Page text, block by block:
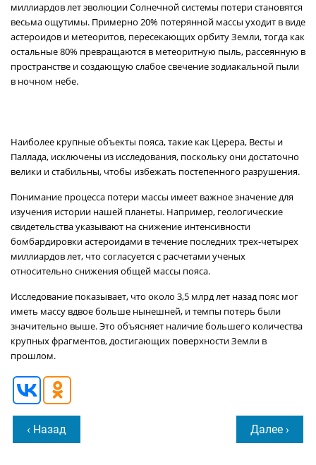
миллиардов лет эволюции Солнечной системы потери становятся
весьма ощутимы. Примерно 20% потерянной массы уходит в виде
астероидов и метеоритов, пересекающих орбиту Земли, тогда как
остальные 80% превращаются в метеоритную пыль, рассеянную в
пространстве и создающую слабое свечение зодиакальной пыли
в ночном небе.
Наиболее крупные объекты пояса, такие как Церера, Весты и
Паллада, исключены из исследования, поскольку они достаточно
велики и стабильны, чтобы избежать постепенного разрушения.
Понимание процесса потери массы имеет важное значение для
изучения истории нашей планеты. Например, геологические
свидетельства указывают на снижение интенсивности
бомбардировки астероидами в течение последних трех-четырех
миллиардов лет, что согласуется с расчетами ученых
относительно снижения общей массы пояса.
Исследование показывает, что около 3,5 млрд лет назад пояс мог
иметь массу вдвое больше нынешней, и темпы потерь были
значительно выше. Это объясняет наличие большего количества
крупных фрагментов, достигающих поверхности Земли в
прошлом.
‹ Назад Далее ›